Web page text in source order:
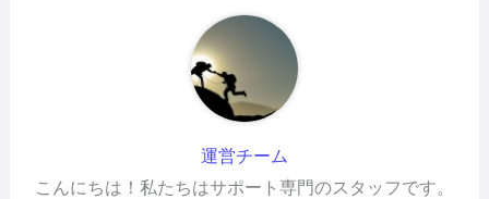
運営チーム
こんにちは！私たちはサポート専門のスタッフです。